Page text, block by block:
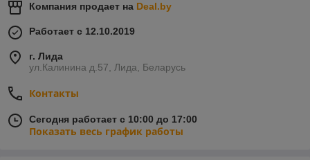
Компания продает на Deal.by
Работает с 12.10.2019
г. Лида
ул.Калинина д.57, Лида, Беларусь
Контакты
Сегодня работает с 10:00 до 17:00
Показать весь график работы